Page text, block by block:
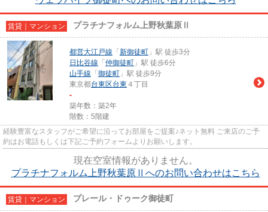
賃貸｜マンション プラチナフォルム上野秋葉原Ⅱ
都営大江戸線 「 新御徒町 」駅 徒歩3分
日比谷線 「 仲御徒町 」駅 徒歩6分
山手線 「 御徒町 」駅 徒歩9分
東京都台東区台東 ４丁目
-
築年数：築2年
階数：5階建
経験豊富なスタッフがご希望に沿ってお部屋をご提案♪ネット無料 ご来店のご予
約はお電話もしくは下記ご予約フォームよりお願いします。
現在空室情報がありません。
プラチナフォルム上野秋葉原Ⅱへのお問い合わせはこちら
賃貸｜マンション プレール・ドゥーク御徒町